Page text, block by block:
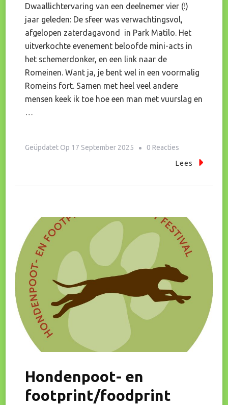
Dwaallichtervaring van een deelnemer vier (!)
jaar geleden: De sfeer was verwachtingsvol,
afgelopen zaterdagavond in Park Matilo. Het
uitverkochte evenement beloofde mini-acts in
het schemerdonker, en een link naar de
Romeinen. Want ja, je bent wel in een voormalig
Romeins fort. Samen met heel veel andere
mensen keek ik toe hoe een man met vuurslag en
…
Geüpdatet Op 17 September 2025 0 Reacties
Festival
De
Schemer
Lees
Hondenpoot- en
footprint/foodprint